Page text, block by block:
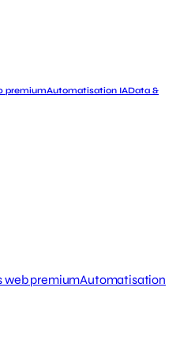
premiumAutomatisation IAData &
web premiumAutomatisation